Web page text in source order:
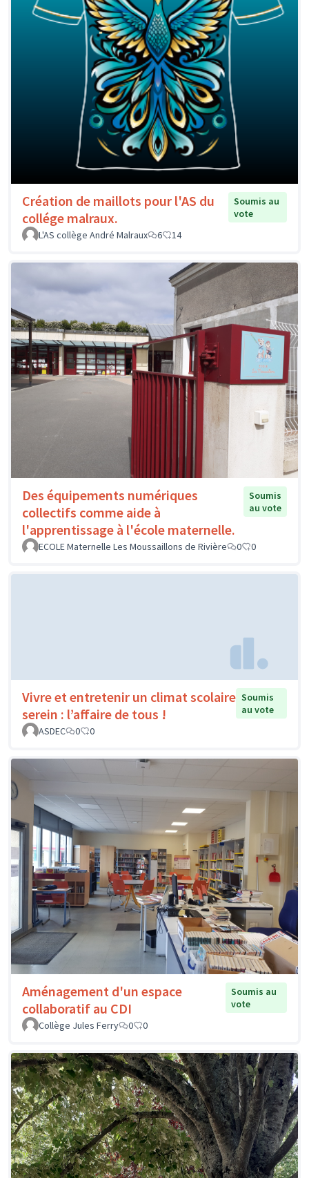
Création de maillots pour l'AS du
collége malraux.
Soumis au
vote
L'AS collège André Malraux
6 14
Des équipements numériques
collectifs comme aide à
l'apprentissage à l'école maternelle.
Soumis
au vote
ECOLE Maternelle Les Moussaillons de Rivière 0 0
Vivre et entretenir un climat scolaire
serein : l’affaire de tous !
Soumis
au vote
ASDEC
0 0
Aménagement d'un espace
collaboratif au CDI
Soumis au
vote
Collège Jules Ferry
0 0